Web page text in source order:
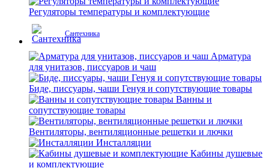
Регуляторы температуры и комплектующие
Сантехника
Арматура
для унитазов, писсуаров и чаш
Биде, писсуары, чаши Генуя и сопутствующие товары
Ванны и
сопутствующие товары
Вентиляторы, вентиляционные решетки и лючки
Инсталляции
Кабины душевые
и комплектующие